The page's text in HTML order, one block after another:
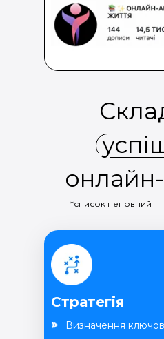
*список неповний
Стратегія
Визначення